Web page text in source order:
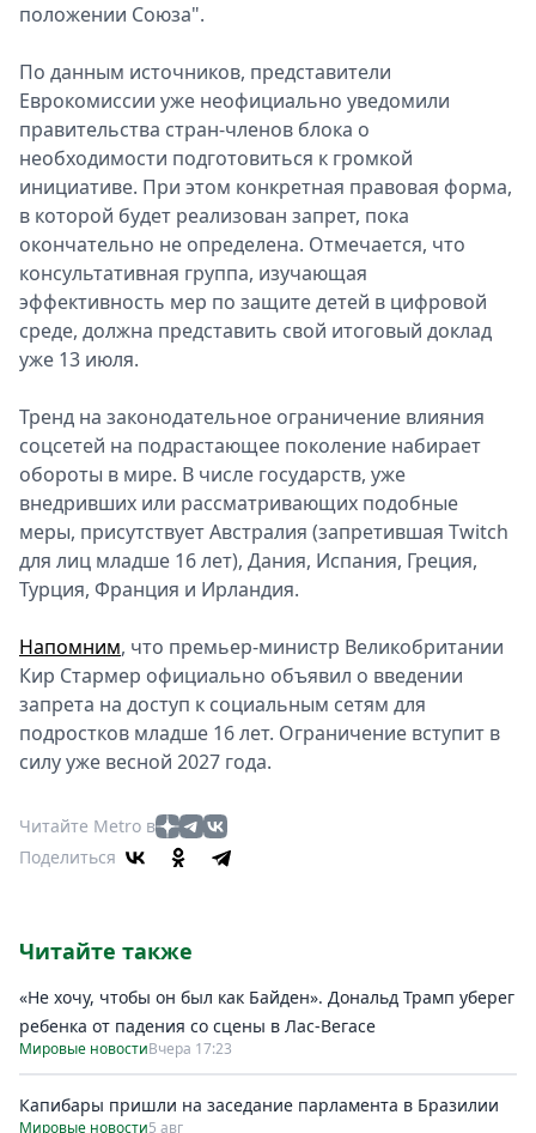
положении Союза".
По данным источников, представители
Еврокомиссии уже неофициально уведомили
правительства стран-членов блока о
необходимости подготовиться к громкой
инициативе. При этом конкретная правовая форма,
в которой будет реализован запрет, пока
окончательно не определена. Отмечается, что
консультативная группа, изучающая
эффективность мер по защите детей в цифровой
среде, должна представить свой итоговый доклад
уже 13 июля.
Тренд на законодательное ограничение влияния
соцсетей на подрастающее поколение набирает
обороты в мире. В числе государств, уже
внедривших или рассматривающих подобные
меры, присутствует Австралия (запретившая Twitch
для лиц младше 16 лет), Дания, Испания, Греция,
Турция, Франция и Ирландия.
Напомним, что премьер-министр Великобритании
Кир Стармер официально объявил о введении
запрета на доступ к социальным сетям для
подростков младше 16 лет. Ограничение вступит в
силу уже весной 2027 года.
Читайте Metro в
Поделиться
Читайте также
«Не хочу, чтобы он был как Байден». Дональд Трамп уберег
ребенка от падения со сцены в Лас-Вегасе
Мировые новостиВчера 17:23
Капибары пришли на заседание парламента в Бразилии
Мировые новости5 авг